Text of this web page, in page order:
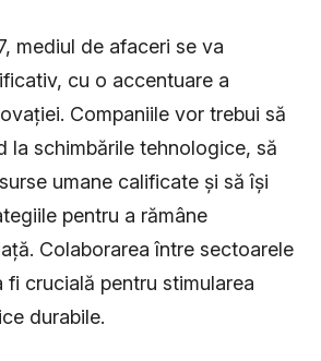
mediul de afaceri se va
cu o accentuare a
Companiile vor trebui să
la schimbările tehnologice, să
umane calificate și să își
pentru a rămâne
Colaborarea între sectoarele
fi crucială pentru stimularea
durabile.